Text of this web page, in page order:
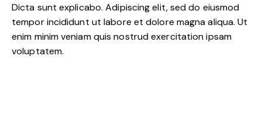
Dicta sunt explicabo. Adipiscing elit, sed do eiusmod
tempor incididunt ut labore et dolore magna aliqua. Ut
enim minim veniam quis nostrud exercitation ipsam
voluptatem.